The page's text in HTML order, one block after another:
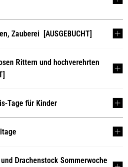
Zauberei [AUSGEBUCHT]
Rittern und hochverehrten
Tage für Kinder
Drachenstock Sommerwoche